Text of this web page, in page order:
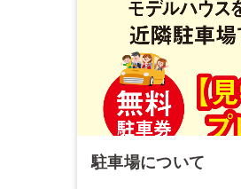
駐車場について